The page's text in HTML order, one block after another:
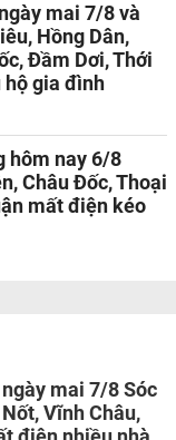
mai 7/8 và
Hồng Dân,
Đầm Dơi, Thới
hộ gia đình
hôm nay 6/8
Châu Đốc, Thoại
mất điện kéo
mai 7/8 Sóc
Vĩnh Châu,